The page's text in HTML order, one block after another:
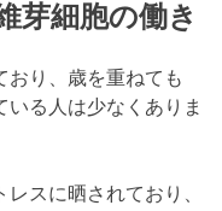
芽細胞の働き
おり、歳を重ねても
る人は少なくありま
スに晒されており、